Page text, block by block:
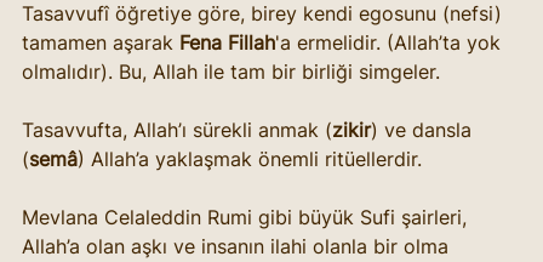
Tasavvufî öğretiye göre, birey kendi egosunu (nefsi)
tamamen aşarak Fena Fillah'a ermelidir. (Allah’ta yok
olmalıdır). Bu, Allah ile tam bir birliği simgeler.
Tasavvufta, Allah’ı sürekli anmak (zikir) ve dansla
(semâ) Allah’a yaklaşmak önemli ritüellerdir.
Mevlana Celaleddin Rumi gibi büyük Sufi şairleri,
Allah’a olan aşkı ve insanın ilahi olanla bir olma